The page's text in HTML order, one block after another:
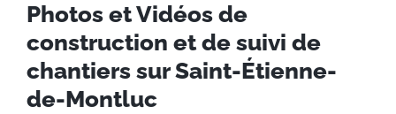
Photos et Vidéos de
construction et de suivi de
chantiers sur Saint-Étienne-
de-Montluc